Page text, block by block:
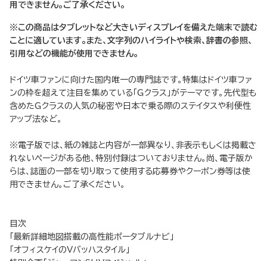
用できません。ご了承ください。
※この商品はタブレットなど大きいディスプレイを備えた端末で読む
ことに適しています。また、文字列のハイライトや検索、辞書の参照、
引用などの機能が使用できません。
ドイツ車ファンに向けた国内唯一の専門誌です。特集はドイツ車ファ
ンの枠を超えて注目を集めている「Ｇクラス」がテーマです。先代型も
含めたＧクラスの人気の秘密や日本で乗る際のステイタスや利便性
アップ法など。
※電子版では、紙の雑誌と内容が一部異なり、非表示もしくは掲載さ
れないページがある他、特別付録はついておりません。尚、電子版か
らは、誌面の一部を切り取って使用する応募券やクーポン券等は使
用できません。ご了承ください。
目次
「最新詳細地図搭載の高性能ポータブルナビ」
「オフィスケイのVバッハスタイル」